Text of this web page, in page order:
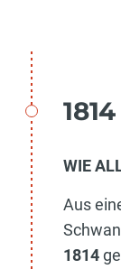
1814
WIE
Aus
1814